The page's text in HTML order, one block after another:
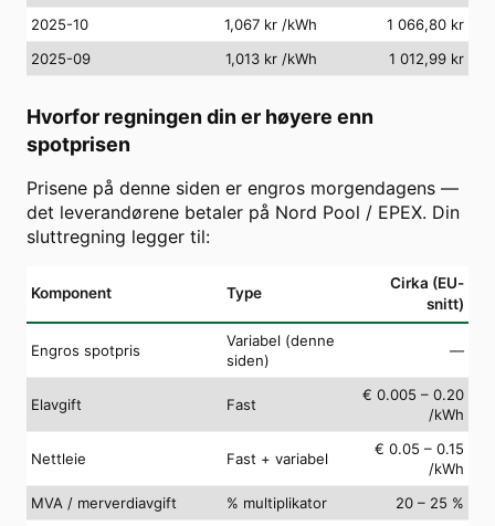
2025-10
1,067 kr /kWh
1 066,80 kr
2025-09
1,013 kr /kWh 1 012,99 kr
Hvorfor regningen din er høyere enn
spotprisen
Prisene på denne siden er engros morgendagens —
det leverandørene betaler på Nord Pool / EPEX. Din
sluttregning legger til:
Komponent Type
Cirka (EU-
snitt)
Engros spotpris
Variabel (denne
siden)
—
Elavgift Fast
€ 0.005 – 0.20
/kWh
Nettleie Fast + variabel
€ 0.05 – 0.15
/kWh
MVA / merverdiavgift
% multiplikator
20 – 25 %